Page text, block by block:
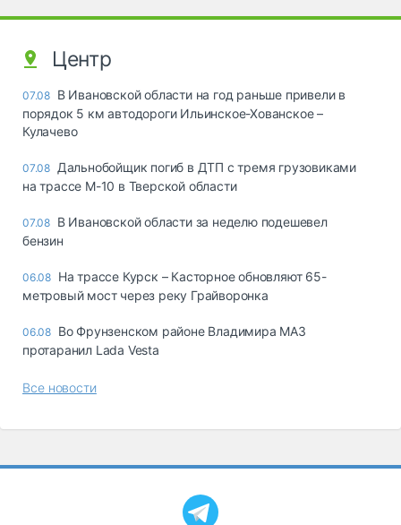
Центр
07.08 В Ивановской области на год раньше привели в
порядок 5 км автодороги Ильинское-Хованское –
Кулачево
07.08 Дальнобойщик погиб в ДТП с тремя грузовиками
на трассе М-10 в Тверской области
07.08 В Ивановской области за неделю подешевел
бензин
06.08 На трассе Курск – Касторное обновляют 65-
метровый мост через реку Грайворонка
06.08 Во Фрунзенском районе Владимира МАЗ
протаранил Lada Vesta
Все новости